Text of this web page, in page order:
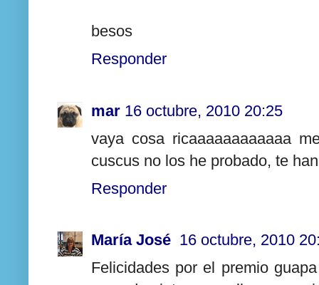
besos
Responder
mar 16 octubre, 2010 20:25
vaya cosa ricaaaaaaaaaaaa
cuscus no los he probado, te
Responder
María José 16 octubre, 2010
Felicidades por el premio